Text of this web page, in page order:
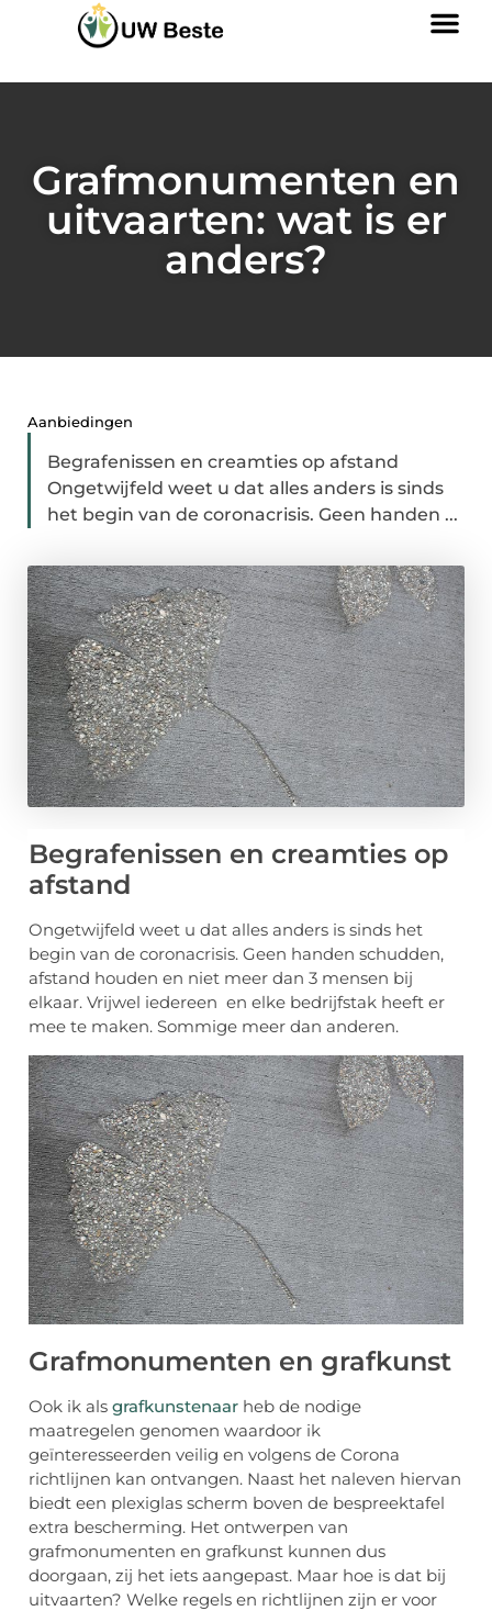
Grafmonumenten en
uitvaarten: wat is er
anders?
Aanbiedingen
Begrafenissen en creamties op afstand
Ongetwijfeld weet u dat alles anders is sinds
het begin van de coronacrisis. Geen handen ...
Begrafenissen en creamties op
afstand
Ongetwijfeld weet u dat alles anders is sinds het
begin van de coronacrisis. Geen handen schudden,
afstand houden en niet meer dan 3 mensen bij
elkaar. Vrijwel iedereen en elke bedrijfstak heeft er
mee te maken. Sommige meer dan anderen.
Grafmonumenten en grafkunst
Ook ik als grafkunstenaar heb de nodige
maatregelen genomen waardoor ik
geïnteresseerden veilig en volgens de Corona
richtlijnen kan ontvangen. Naast het naleven hiervan
biedt een plexiglas scherm boven de bespreektafel
extra bescherming. Het ontwerpen van
grafmonumenten en grafkunst kunnen dus
doorgaan, zij het iets aangepast. Maar hoe is dat bij
uitvaarten? Welke regels en richtlijnen zijn er voor